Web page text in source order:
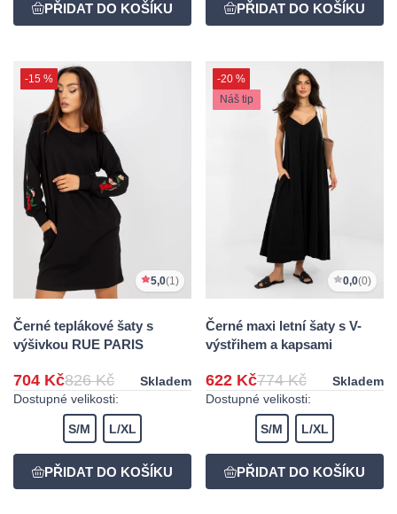
-15 %
5,0(1)
Černé teplákové šaty s
výšivkou RUE PARIS
704 Kč826 Kč
Skladem
Dostupné velikosti:
S/M L/XL
-20 %
Náš tip
0,0(0)
Černé maxi letní šaty s V-
výstřihem a kapsami
622 Kč774 Kč
Skladem
Dostupné velikosti:
S/M L/XL